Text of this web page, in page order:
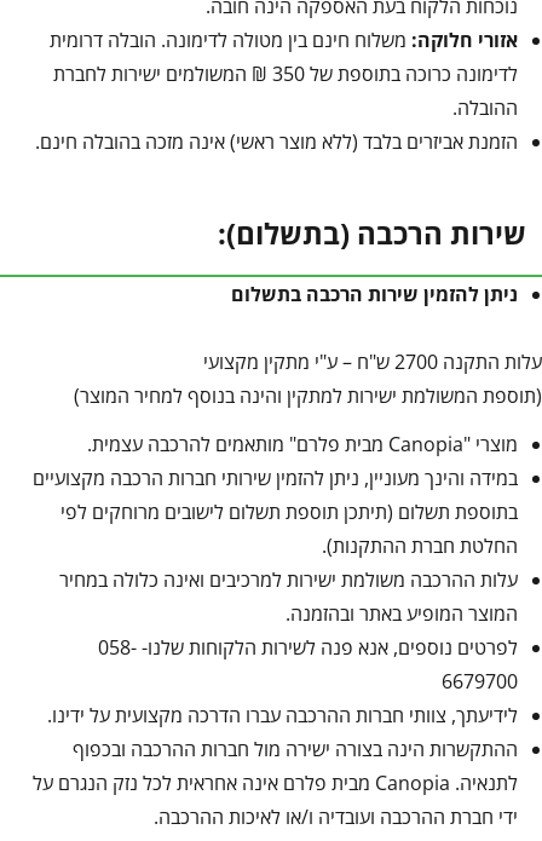
נוכחות הלקוח בעת האספקה הינה חובה.
אזורי חלוקה: משלוח חינם בין מטולה לדימונה. הובלה דרומית
לדימונה כרוכה בתוספת של 350 ₪ המשולמים ישירות לחברת
ההובלה.
הזמנת אביזרים בלבד (ללא מוצר ראשי) אינה מזכה בהובלה חינם.
שירות הרכבה (בתשלום):
ניתן להזמין שירות הרכבה בתשלום
עלות התקנה 2700 ש"ח – ע"י מתקין מקצועי
(תוספת המשולמת ישירות למתקין והינה בנוסף למחיר המוצר)
מוצרי "Canopia מבית פלרם" מותאמים להרכבה עצמית.
במידה והינך מעוניין, ניתן להזמין שירותי חברות הרכבה מקצועיים
בתוספת תשלום (תיתכן תוספת תשלום לישובים מרוחקים לפי
החלטת חברת ההתקנות).
עלות ההרכבה משולמת ישירות למרכיבים ואינה כלולה במחיר
המוצר המופיע באתר ובהזמנה.
לפרטים נוספים, אנא פנה לשירות הלקוחות שלנו- 058-
6679700
לידיעתך, צוותי חברות ההרכבה עברו הדרכה מקצועית על ידינו.
ההתקשרות הינה בצורה ישירה מול חברות ההרכבה ובכפוף
לתנאיה. Canopia מבית פלרם אינה אחראית לכל נזק הנגרם על
ידי חברת ההרכבה ועובדיה ו/או לאיכות ההרכבה.